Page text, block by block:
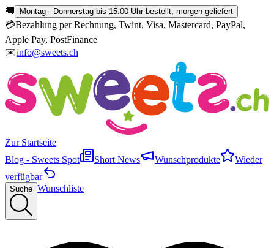
🚚 Montag - Donnerstag bis 15.00 Uhr bestellt, morgen geliefert
💳Bezahlung per Rechnung, Twint, Visa, Mastercard, PayPal,
Apple Pay, PostFinance
✉️info@sweets.ch
Zur Startseite
Blog - Sweets Spot
Short News Wunschprodukte
Wieder
verfügbar
Suche Wunschliste